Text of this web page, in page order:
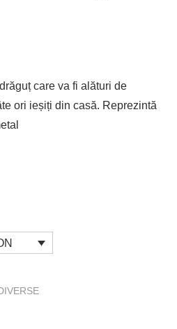
care va fi alături de
ori ieșiți din casă. Reprezintă